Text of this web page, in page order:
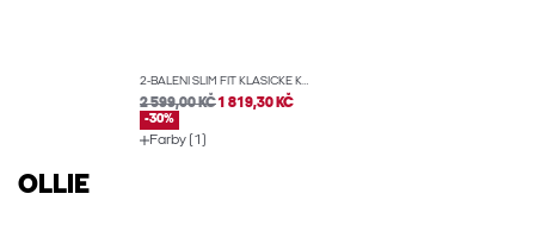
2-BALENÍ SLIM FIT KLASICKÉ KALHOTY
2 599,00 KČ1 819,30 KČ
-30%
Farby (1)
OLLIE